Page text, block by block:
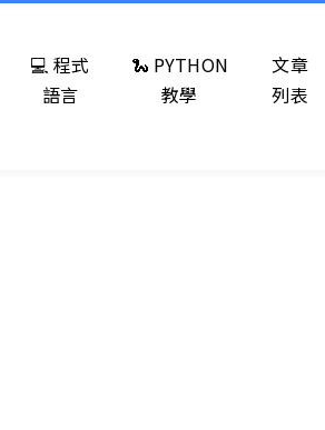
💻 程式
語言
🐍 PYTHON
教學
文章
列表